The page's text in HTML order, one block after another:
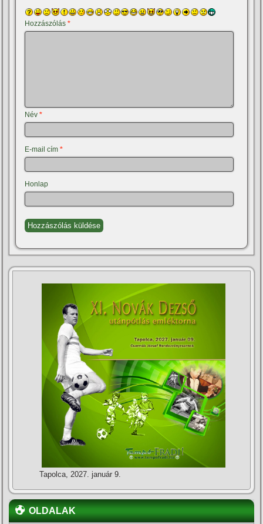
Hozzászólás*
Név*
E-mail cím*
Honlap
Tapolca, 2027. január 9.
OLDALAK